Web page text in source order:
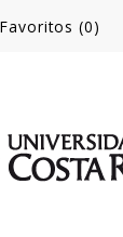
Favoritos (0)